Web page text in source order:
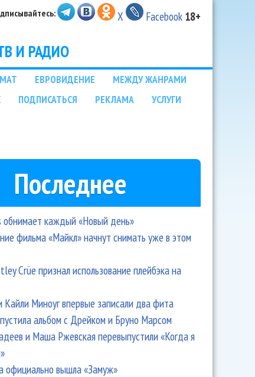
X Facebook 18+
И РАДИО
ЕВРОВИДЕНИЕ
МЕЖДУ ЖАНРАМИ
ПОДПИСАТЬСЯ РЕКЛАМА
УСЛУГИ
Последнее
обнимает каждый «Новый день»
фильма «Майкл» начнут снимать уже в этом
Crüe признал использование плейбэка на
Миноуг впервые записали два фита
альбом с Дрейком и Бруно Марсом
и Маша Ржевская перевыпустили «Когда я
официально вышла «Замуж»